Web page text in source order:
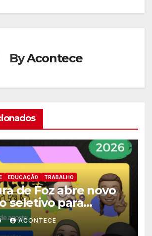
ByAcontece
EDUCAÇÃ0 TRABALHO
de Foz abre novo
seletivo para
ACONTECE